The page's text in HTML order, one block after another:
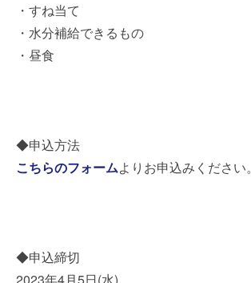
・すね当て
・水分補給できるもの
・昼食
◆申込方法
こちらのフォームよりお申込みください。
◆申込締切